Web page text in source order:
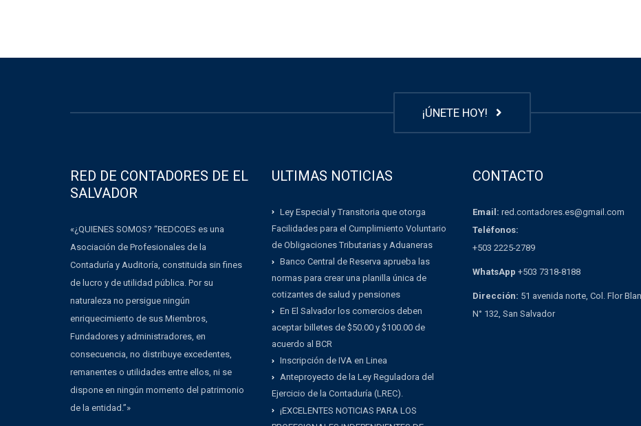
¡ÚNETE HOY!
RED DE CONTADORES DE EL
SALVADOR
«¿QUIENES SOMOS? “REDCOES es una
Asociación de Profesionales de la
Contaduría y Auditoría, constituida sin fines
de lucro y de utilidad pública. Por su
naturaleza no persigue ningún
enriquecimiento de sus Miembros,
Fundadores y administradores, en
consecuencia, no distribuye excedentes,
remanentes o utilidades entre ellos, ni se
dispone en ningún momento del patrimonio
de la entidad.”»
ULTIMAS NOTICIAS
Ley Especial y Transitoria que otorga
Facilidades para el Cumplimiento Voluntario
de Obligaciones Tributarias y Aduaneras
Banco Central de Reserva aprueba las
normas para crear una planilla única de
cotizantes de salud y pensiones
En El Salvador los comercios deben
aceptar billetes de $50.00 y $100.00 de
acuerdo al BCR
Inscripción de IVA en Linea
Anteproyecto de la Ley Reguladora del
Ejercicio de la Contaduría (LREC).
¡EXCELENTES NOTICIAS PARA LOS
CONTACTO
Email: red.contadores.es@gmail.com
Teléfonos:
+503 2225-2789
WhatsApp +503 7318-8188
Dirección: 51 avenida norte, Col. Flor
N° 132, San Salvador